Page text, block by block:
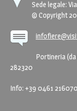
Sede legale:
© Copyright
Portineria
282320
Info: +39 0461